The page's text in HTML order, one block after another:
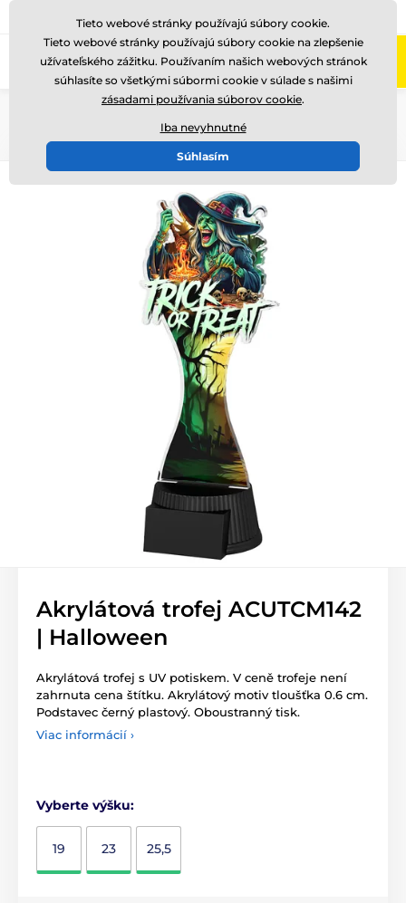
Zavolajte nám (Po-Pi 8-17) +421220255160
Akrylátová trofej ACUTCM142
| Halloween
Akrylátová trofej s UV potiskem. V ceně trofeje není
zahrnuta cena štítku. Akrylátový motiv tloušťka 0.6 cm.
Podstavec černý plastový. Oboustranný tisk.
Viac informácií ›
Vyberte výšku:
19 23 25,5
Tieto webové stránky používajú súbory cookie.
Tieto webové stránky používajú súbory cookie na zlepšenie
užívateľského zážitku. Používaním našich webových stránok
súhlasíte so všetkými súbormi cookie v súlade s našimi
zásadami používania súborov cookie.
Iba nevyhnutné
Súhlasím